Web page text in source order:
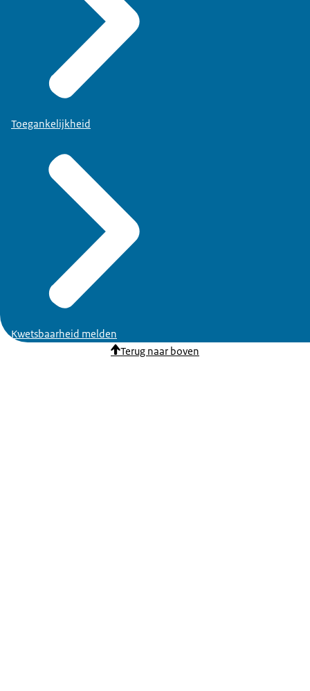
Toegankelijkheid
Kwetsbaarheid melden
Terug naar boven